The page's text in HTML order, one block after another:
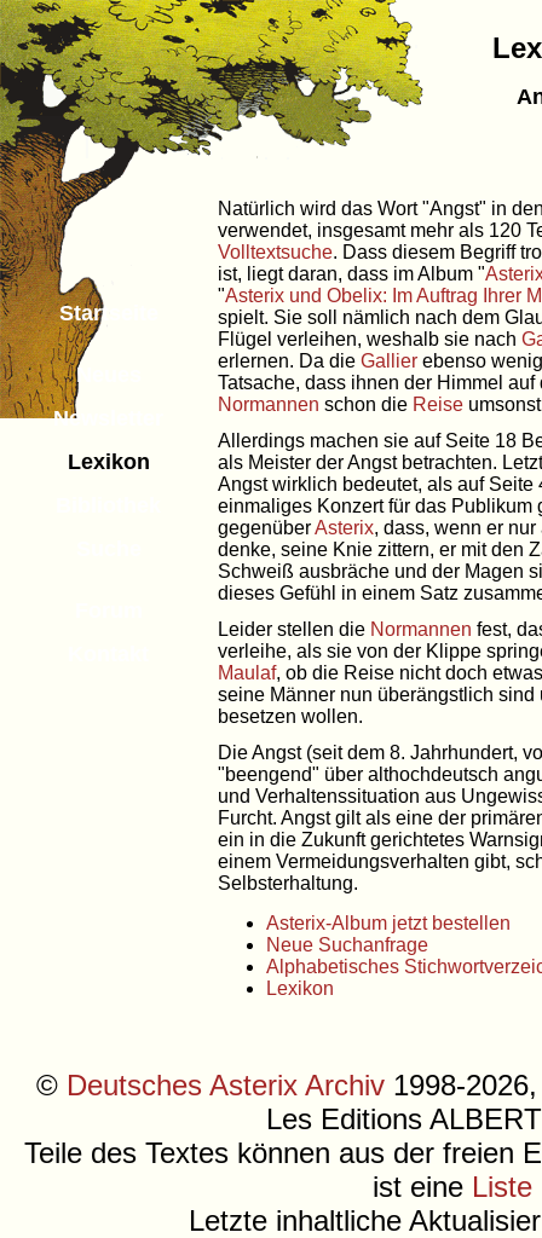
Startseite
Neues
Newsletter
Lexikon
Natürlich wird das Wort "Angst" in
verwendet, insgesamt mehr als 120
Volltextsuche. Dass diesem Begriff
ist, liegt daran, dass im Album "
"Asterix und Obelix: Im Auftrag Ihrer
spielt. Sie soll nämlich nach dem
Flügel verleihen, weshalb sie nach
erlernen. Da die Gallier ebenso
Tatsache, dass ihnen der Himmel
Normannen schon die Reise
Allerdings machen sie auf Seite 18
als Meister der Angst betrachten.
Angst wirklich bedeutet, als auf Seite
einmaliges Konzert für das Publikum
gegenüberAsterix, dass, wenn er
denke, seine Knie zittern, er mit den
Schweiß ausbräche und der Magen
dieses Gefühl in einem Satz
Leider stellen die Normannen fest,
verleihe, als sie von der Klippe
Maulaf, ob die Reise nicht doch
seine Männer nun überängstlich
besetzen wollen.
Die Angst (seit dem 8. Jahrhundert,
"beengend" über althochdeutsch
und Verhaltenssituation aus
Furcht. Angst gilt als eine der
ein in die Zukunft gerichtetes
einem Vermeidungsverhalten gibt,
Selbsterhaltung.
Asterix-Album jetzt bestellen
Neue Suchanfrage
Alphabetisches
Lexikon
© Deutsches Asterix Archiv 1998-
Les Editions
Teile des Textes können aus der freien
ist eine Liste
Letzte inhaltliche